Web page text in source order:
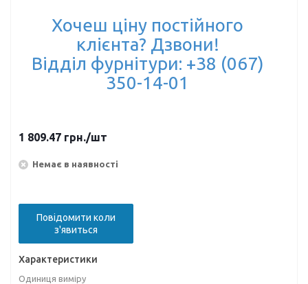
Хочеш ціну постійного
клієнта? Дзвони!
Відділ фурнітури: +38 (067)
350-14-01
1 809.47 грн./шт
Немає в наявності
Повідомити коли
з'явиться
Характеристики
Одиниця виміру